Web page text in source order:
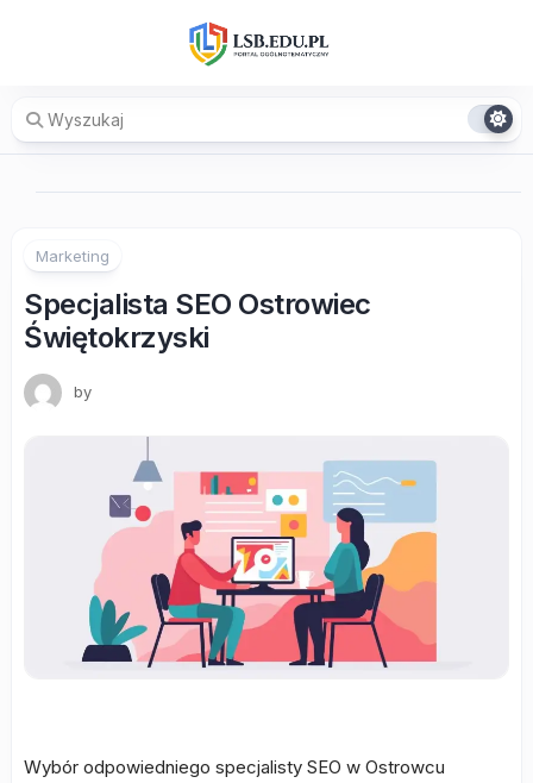
Marketing
Specjalista SEO Ostrowiec
Świętokrzyski
by
Wybór odpowiedniego specjalisty SEO w Ostrowcu